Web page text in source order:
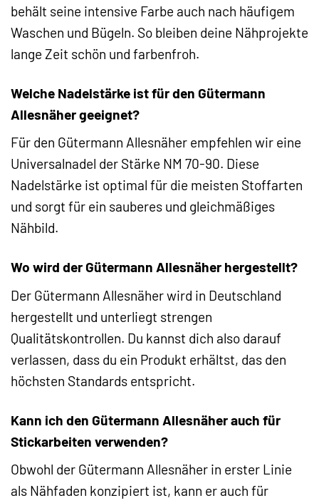
behält seine intensive Farbe auch nach häufigem
Waschen und Bügeln. So bleiben deine Nähprojekte
lange Zeit schön und farbenfroh.
Welche Nadelstärke ist für den Gütermann
Allesnäher geeignet?
Für den Gütermann Allesnäher empfehlen wir eine
Universalnadel der Stärke NM 70-90. Diese
Nadelstärke ist optimal für die meisten Stoffarten
und sorgt für ein sauberes und gleichmäßiges
Nähbild.
Wo wird der Gütermann Allesnäher hergestellt?
Der Gütermann Allesnäher wird in Deutschland
hergestellt und unterliegt strengen
Qualitätskontrollen. Du kannst dich also darauf
verlassen, dass du ein Produkt erhältst, das den
höchsten Standards entspricht.
Kann ich den Gütermann Allesnäher auch für
Stickarbeiten verwenden?
Obwohl der Gütermann Allesnäher in erster Linie
als Nähfaden konzipiert ist, kann er auch für